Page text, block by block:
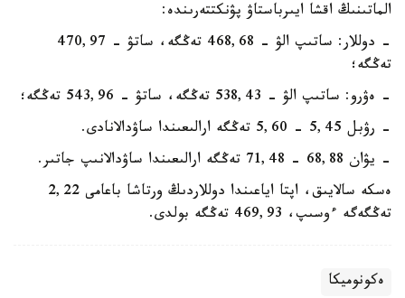
الماتىنىڭ اقشا ايىرباستاۋ پۋنكتتەرىندە:
- دوللار: ساتىپ الۋ - 468,68 تەڭگە، ساتۋ - 470,97
تەڭگە؛
- ەۋرو: ساتىپ الۋ - 538,43 تەڭگە، ساتۋ - 543,96 تەڭگە؛
- رۋبل 5,45 - 5,60 تەڭگە ارالىعىندا ساۋدالانادى.
- يۋان 68,88 - 71,48 تەڭگە ارالىعىندا ساۋدالانىپ جاتىر.
ەسكە سالايىق، اپتا اياعىندا دوللاردىڭ ورتاشا باعامى 2,22
تەڭگەگە ءوسىپ، 469,93 تەڭگە بولدى.
ەكونوميكا